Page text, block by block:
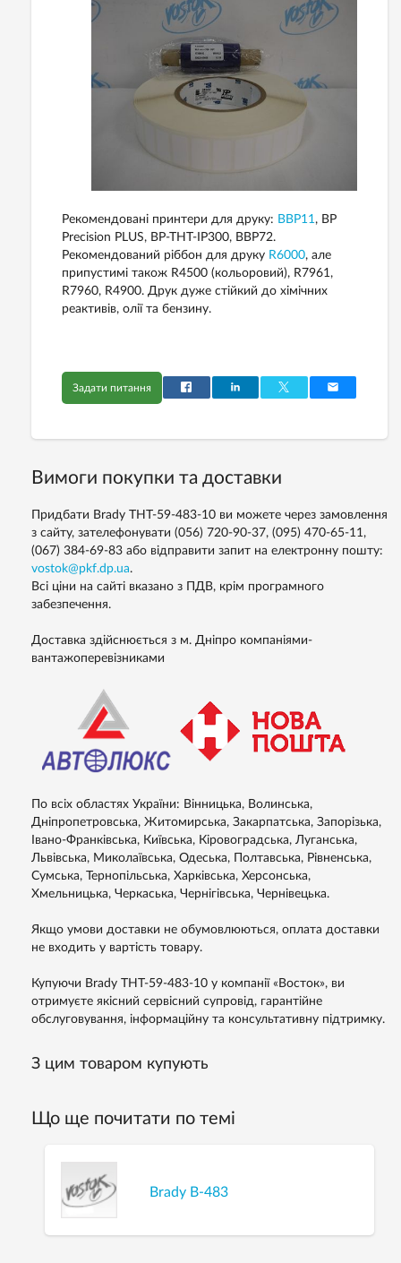
Рекомендовані принтери для друку: BBP11, BP
Precision PLUS, BP-THT-IP300, BBP72.
Рекомендований ріббон для друку R6000, але
припустимі також R4500 (кольоровий), R7961,
R7960, R4900. Друк дуже стійкий до хімічних
реактивів, олії та бензину.
Задати питання
Вимоги покупки та доставки
Придбати Brady THT-59-483-10 ви можете через замовлення
з сайту, зателефонувати (056) 720-90-37, (095) 470-65-11,
(067) 384-69-83 або відправити запит на електронну пошту:
vostok@pkf.dp.ua.
Всі ціни на сайті вказано з ПДВ, крім програмного
забезпечення.
Доставка здійснюється з м. Дніпро компаніями-
вантажоперевізниками
По всіх областях України: Вінницька, Волинська,
Дніпропетровська, Житомирська, Закарпатська, Запорізька,
Івано-Франківська, Київська, Кіровоградська, Луганська,
Львівська, Миколаївська, Одеська, Полтавська, Рівненська,
Сумська, Тернопільська, Харківська, Херсонська,
Хмельницька, Черкаська, Чернігівська, Чернівецька.
Якщо умови доставки не обумовлюються, оплата доставки
не входить у вартість товару.
Купуючи Brady THT-59-483-10 у компанії «Восток», ви
отримуєте якісний сервісний супровід, гарантійне
обслуговування, інформаційну та консультативну підтримку.
З цим товаром купують
Що ще почитати по темі
Brady B-483